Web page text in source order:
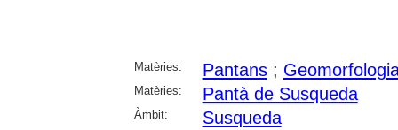
Matèries: Pantans;
Matèries: Pantà de Susqueda
Àmbit: Susqueda